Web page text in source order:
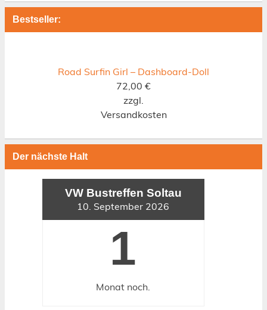
Bestseller:
Road Surfin Girl – Dashboard-Doll
72,00 €
zzgl.
Versandkosten
Der nächste Halt
VW Bustreffen Soltau
10. September 2026
1
Monat noch.